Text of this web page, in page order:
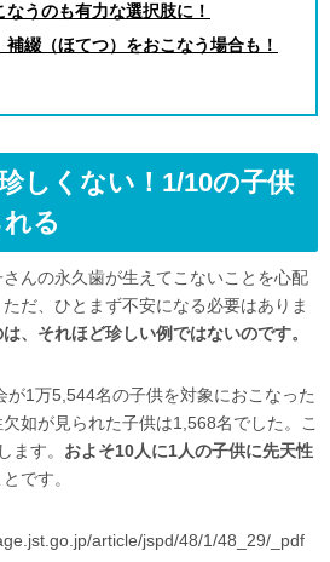
うのも有力な選択肢に！
綴（ほてつ）をおこなう場合も！
しくない！1/10の子供
る
んの永久歯が生えてこないことを心配
だ、ひとまず不安になる必要はありま
、それほど珍しい例ではないのです。
1万5,544名の子供を対象におこなった
如が見られた子供は1,568名でした。こ
ます。 およそ10人に1人の子供に先天性
です。
article/jspd/48/1/48_29/_pdf